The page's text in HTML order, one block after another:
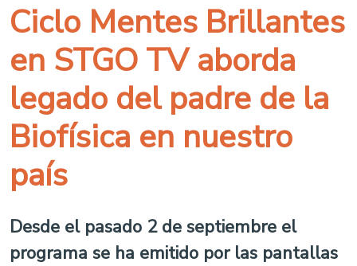
Ciclo Mentes Brillantes
en STGO TV aborda
legado del padre de la
Biofísica en nuestro
país
Desde el pasado 2 de septiembre el
programa se ha emitido por las pantallas